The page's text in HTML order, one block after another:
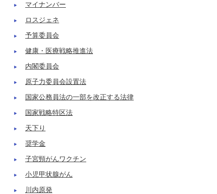
マイナンバー
ロスジェネ
予算委員会
健康・医療戦略推進法
内閣委員会
原子力委員会設置法
国家公務員法の一部を改正する法律
国家戦略特区法
天下り
奨学金
子宮頸がんワクチン
小児甲状腺がん
川内原発